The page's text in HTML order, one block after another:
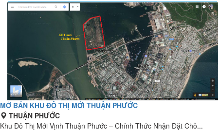
MỞ BÁN KHU ĐÔ THỊ MỚI THUẬN PHƯỚC
THUẬN PHƯỚC
Khu Đô Thị Mới Vịnh Thuận Phước – Chính Thức Nhận Đặt Chỗ...